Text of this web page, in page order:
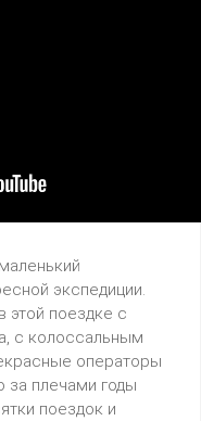
экспедиции.
этой поездке с
с колоссальным
операторы
за плечами годы
поездок и